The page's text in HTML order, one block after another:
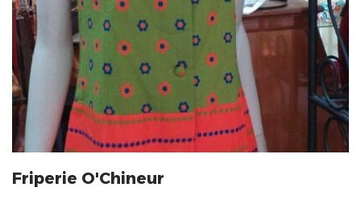
Friperie O'Chineur